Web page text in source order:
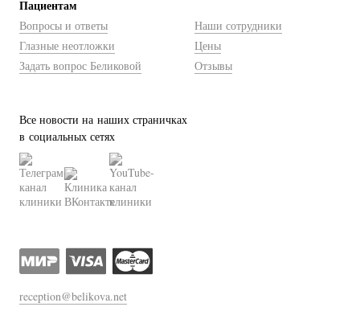
Пациентам
Вопросы и ответы
Глазные неотложки
Задать вопрос Беликовой
Наши сотрудники
Цены
Отзывы
Все новости на наших страничках
в социальных сетях
reception@belikova.net